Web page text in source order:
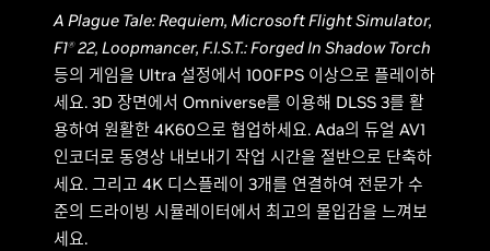
A Plague Tale: Requiem, Microsoft Flight Simulator,
F1Ⓡ22, Loopmancer, F.I.S.T.: Forged In Shadow Torch
등의 게임을 Ultra 설정에서 100FPS 이상으로 플레이하
세요. 3D 장면에서 Omniverse를 이용해 DLSS 3를 활
용하여 원활한 4K60으로 협업하세요. Ada의 듀얼 AV1
인코더로 동영상 내보내기 작업 시간을 절반으로 단축하
세요. 그리고 4K 디스플레이 3개를 연결하여 전문가 수
준의 드라이빙 시뮬레이터에서 최고의 몰입감을 느껴보
세요.